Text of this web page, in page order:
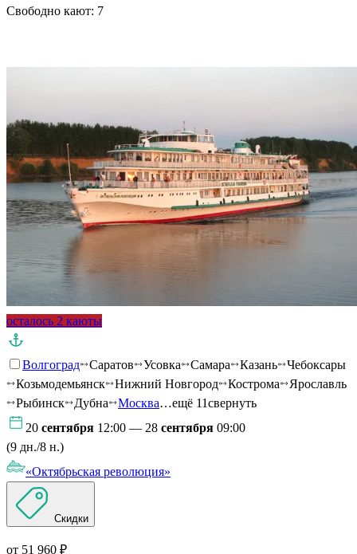
Свободно кают: 7
осталось 2 каюты
Волгоград Саратов Усовка Самара Казань
Чебоксары
Козьмодемьянск
Нижний Новгород Кострома
Ярославль
Рыбинск
Дубна Москва…ещё 11свернуть
20 сентября 12:00 — 28 сентября 09:00
(9 дн./8 н.)
«Октябрьская революция»
Скидки
от 51 960 ₽